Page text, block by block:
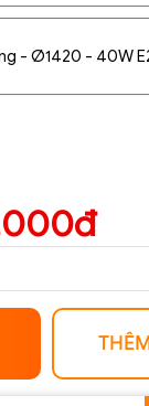
- Ø1420 - 40W